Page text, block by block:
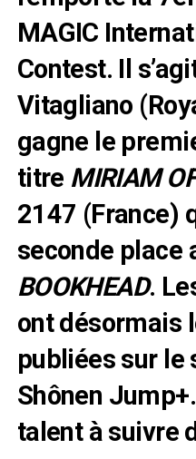
MAGIC
Contest. Il
Vitagliano
gagne le
titre MIRIAM
2147 (France)
seconde place
BOOKHEAD.
ont désormais
publiées sur le
Shônen
talent à suivre